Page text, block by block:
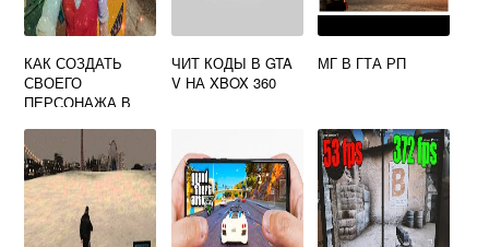
КАК СОЗДАТЬ
СВОЕГО
ПЕРСОНАЖА В
ОДИНОЧКЕ
ЧИТ КОДЫ В GTA
V НА XBOX 360
МГ В ГТА РП